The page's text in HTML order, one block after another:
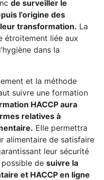
de surveiller le
l’origine des
transformation. La
étroitement liée aux
dans la
et la méthode
suivre une formation
HACCP aura
relatives à
Elle permettra
alimentaire de satisfaire
leur sécurité
de suivre la
et HACCP en ligne